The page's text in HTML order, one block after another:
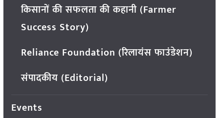
किसानों की सफलता की कहानी (Farmer
Success Story)
Reliance Foundation (रिलायंस फाउंडेशन)
संपादकीय (Editorial)
Events